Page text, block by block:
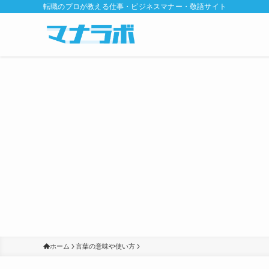
転職のプロが教える仕事・ビジネスマナー・敬語サイト
ホーム 言葉の意味や使い方